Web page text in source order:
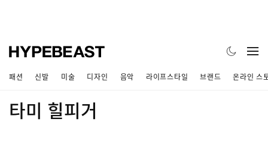
패션 신발 미술 디자인 음악 라이프스타일 브랜드 온라인 스
타미 힐피거